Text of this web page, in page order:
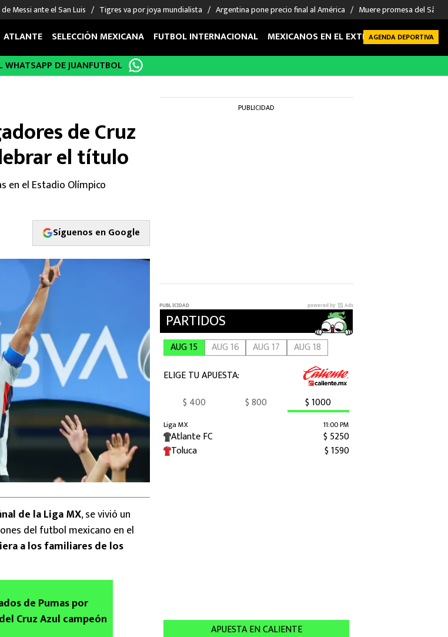
Messi ante el San Luis Tigres va por joya mundialista Argentina pone precio final al América Muere promesa del São
FIGURAS
Sergio Ramos
Giorgos Giakoumakis
André Jardine
DEPORTES
Boxeo
NFL
ATLANTE SELECCIÓN MEXICANA FUTBOL INTERNACIONAL MEXICANOS EN EL EXTRANJERO FUTBOL
AGENDA DEPORTIVA
WHATSAPP DE JUANFUTBOL
de Cruz
el título
en el Estadio Olímpico
Síguenos en Google
de la Liga MX, se vivió un
del futbol mexicano en el
a los familiares de los
de Pumas por
Cruz Azul campeón
PUBLICIDAD